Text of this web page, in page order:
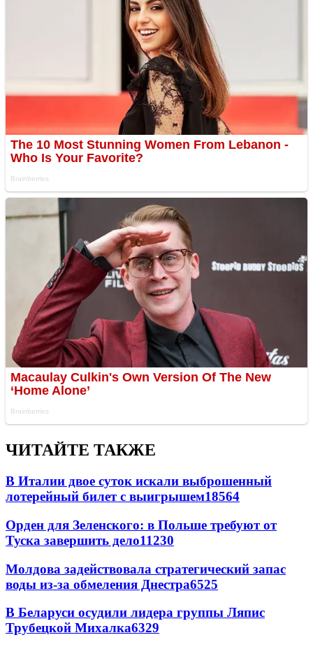
ЧИТАЙТЕ ТАКЖЕ
В Италии двое суток искали выброшенный
лотерейный билет с выигрышем18564
Орден для Зеленского: в Польше требуют от
Туска завершить дело11230
Молдова задействовала стратегический запас
воды из-за обмеления Днестра6525
В Беларуси осудили лидера группы Ляпис
Трубецкой Михалка6329